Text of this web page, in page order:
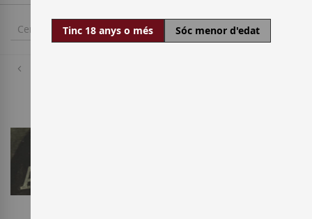
Tinc 18 anys o més Sóc menor d'edat